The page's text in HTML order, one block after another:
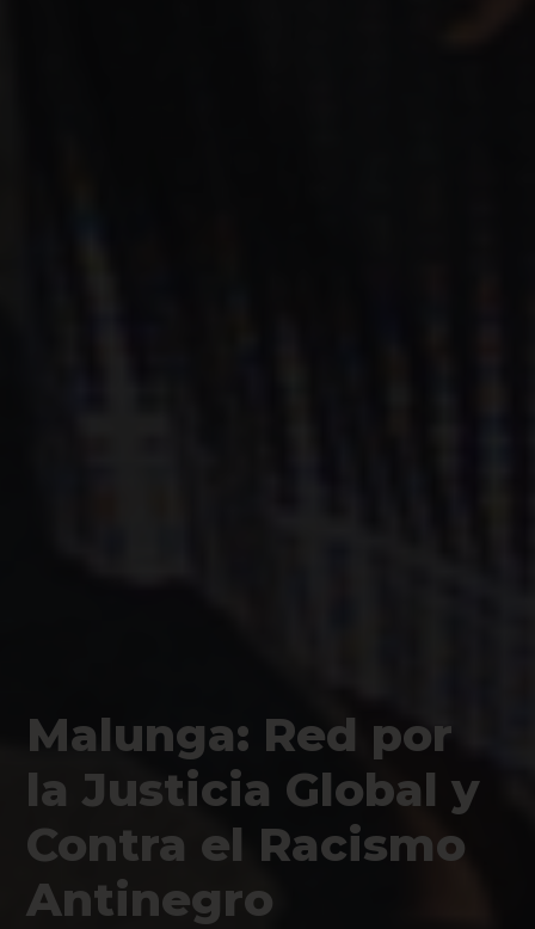
Malunga: Red por
la Justicia Global y
Contra el Racismo
Antinegro